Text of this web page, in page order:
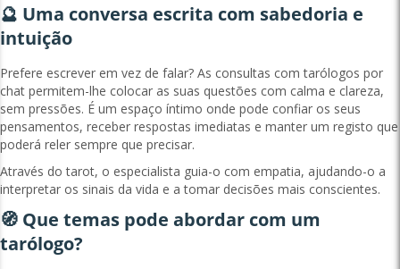
🔮 Uma conversa escrita com sabedoria e
intuição
Prefere escrever em vez de falar? As consultas com tarólogos por
chat permitem-lhe colocar as suas questões com calma e clareza,
sem pressões. É um espaço íntimo onde pode confiar os seus
pensamentos, receber respostas imediatas e manter um registo que
poderá reler sempre que precisar.
Através do tarot, o especialista guia-o com empatia, ajudando-o a
interpretar os sinais da vida e a tomar decisões mais conscientes.
🧭 Que temas pode abordar com um
tarólogo?